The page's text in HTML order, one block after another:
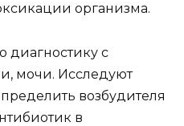
организма.
диагностику с
мочи. Исследуют
возбудителя
в